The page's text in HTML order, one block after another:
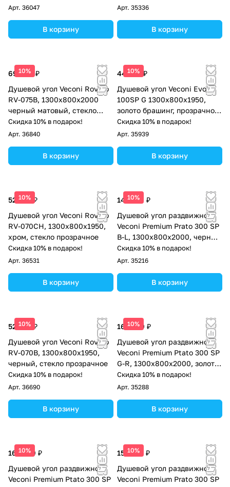
Арт. 36047
В корзину
стекло прозрачное
Арт. 35336
В корзину
10%
69 440 ₽
Душевой угол Veconi Rovigo
RV-075B, 1300х800х2000
черный матовый, стекло
прозрачное
Скидка 10% в подарок!
Арт. 36840
В корзину
10%
44 887 ₽
Душевой угол Veconi Evo
100SP G 1300х800x1950,
золото брашинг, прозрачное
стекло
Скидка 10% в подарок!
Арт. 35939
В корзину
10%
52 623 ₽
Душевой угол Veconi Rovigo
RV-070CH, 1300х800х1950,
хром, стекло прозрачное
Скидка 10% в подарок!
Арт. 36531
В корзину
10%
149 124 ₽
Душевой угол раздвижной
Veconi Premium Prato 300 SP
B-L, 1300х800x2000, черный
матовый, стекло прозрачное
Скидка 10% в подарок!
Арт. 35216
В корзину
10%
52 623 ₽
Душевой угол Veconi Rovigo
RV-070B, 1300х800х1950,
черный, стекло прозрачное
Скидка 10% в подарок!
Арт. 36690
В корзину
10%
163 939 ₽
Душевой угол раздвижной
Veconi Premium Ptato 300 SP
G-R, 1300х800x2000, золото
брашированный, стекло
прозрачное
Скидка 10% в подарок!
Арт. 35288
В корзину
10%
163 939 ₽
Душевой угол раздвижной
Veconi Premium Ptato 300 SP
10%
151 308 ₽
Душевой угол раздвижной
Veconi Premium Prato 300 SP